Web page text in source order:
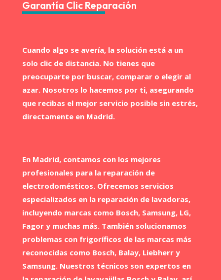
Garantía Clic Reparación
Cuando algo se avería, la solución está a un
solo clic de distancia. No tienes que
preocuparte por buscar, comparar o elegir al
azar. Nosotros lo hacemos por ti, asegurando
que recibas el mejor servicio posible sin estrés,
directamente en Madrid.
En Madrid, contamos con los mejores
profesionales para la reparación de
electrodomésticos. Ofrecemos servicios
especializados en la reparación de lavadoras,
incluyendo marcas como Bosch, Samsung, LG,
Fagor y muchas más. También solucionamos
problemas con frigoríficos de las marcas más
reconocidas como Bosch, Balay, Liebherr y
Samsung. Nuestros técnicos son expertos en